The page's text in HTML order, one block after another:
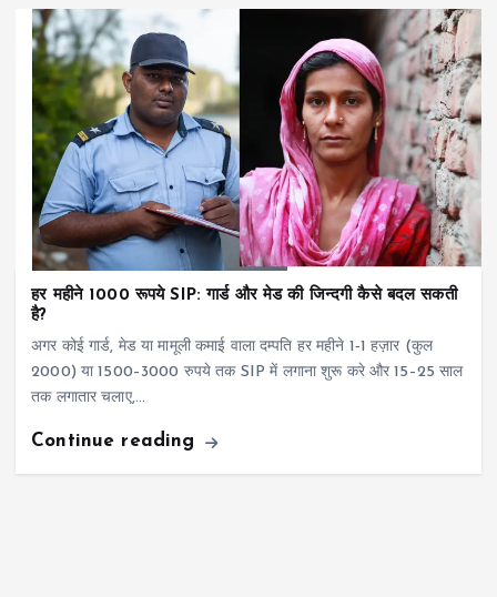
हर महीने 1000 रूपये SIP: गार्ड और मेड की जिन्दगी कैसे बदल सकती
है?
अगर कोई गार्ड, मेड या मामूली कमाई वाला दम्पति हर महीने 1‑1 हज़ार (कुल
2000) या 1500–3000 रुपये तक SIP में लगाना शुरू करे और 15–25 साल
तक लगातार चलाए,…
Continue reading